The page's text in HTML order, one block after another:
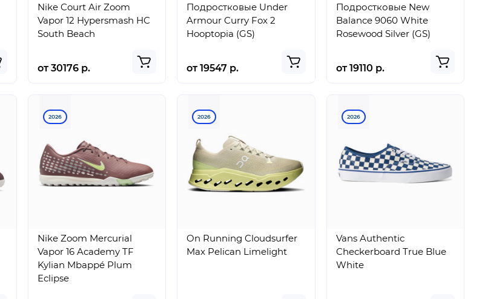
Nike Court Air Zoom
Vapor 12 Hypersmash HC
South Beach
от 30176 р.
Подростковые Under
Armour Curry Fox 2
Hooptopia (GS)
от 19547 р.
Подростковые New
Balance 9060 White
Rosewood Silver (GS)
от 19110 р.
2026
Nike Zoom Mercurial
Vapor 16 Academy TF
Kylian Mbappé Plum
Eclipse
2026
On Running Cloudsurfer
Max Pelican Limelight
2026
Vans Authentic
Checkerboard True Blue
White